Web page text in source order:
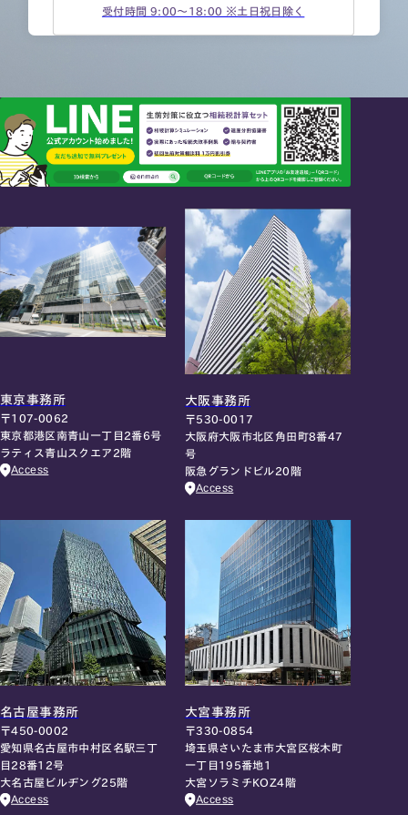
受付時間 9:00～18:00 ※土日祝日除く
東京事務所
〒107-0062
東京都港区南青山一丁目2番6号
ラティス青山スクエア2階
Access
大阪事務所
〒530-0017
大阪府大阪市北区角田町8番47
号
阪急グランドビル20階
Access
名古屋事務所
〒450-0002
愛知県名古屋市中村区名駅三丁
目28番12号
大名古屋ビルヂング25階
Access
大宮事務所
〒330-0854
埼玉県さいたま市大宮区桜木町
一丁目195番地1
大宮ソラミチKOZ4階
Access